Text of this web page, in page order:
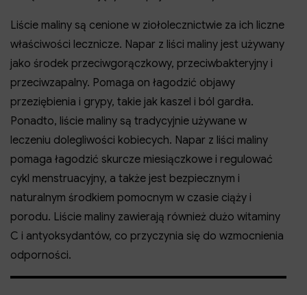
Liście maliny są cenione w ziołolecznictwie za ich liczne
właściwości lecznicze. Napar z liści maliny jest używany
jako środek przeciwgorączkowy, przeciwbakteryjny i
przeciwzapalny. Pomaga on łagodzić objawy
przeziębienia i grypy, takie jak kaszel i ból gardła.
Ponadto, liście maliny są tradycyjnie używane w
leczeniu dolegliwości kobiecych. Napar z liści maliny
pomaga łagodzić skurcze miesiączkowe i regulować
cykl menstruacyjny, a także jest bezpiecznym i
naturalnym środkiem pomocnym w czasie ciąży i
porodu. Liście maliny zawierają również dużo witaminy
C i antyoksydantów, co przyczynia się do wzmocnienia
odporności.